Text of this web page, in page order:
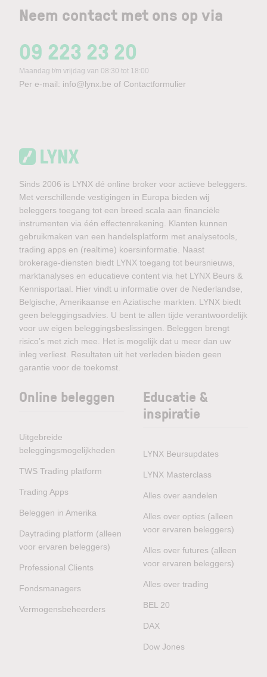
Neem contact met ons op via
09 223 23 20
Maandag t/m vrijdag van 08:30 tot 18:00
Per e-mail: info@lynx.be of Contactformulier
Sinds 2006 is LYNX dé online broker voor actieve beleggers.
Met verschillende vestigingen in Europa bieden wij
beleggers toegang tot een breed scala aan financiële
instrumenten via één effectenrekening. Klanten kunnen
gebruikmaken van een handelsplatform met analysetools,
trading apps en (realtime) koersinformatie. Naast
brokerage-diensten biedt LYNX toegang tot beursnieuws,
marktanalyses en educatieve content via het LYNX Beurs &
Kennisportaal. Hier vindt u informatie over de Nederlandse,
Belgische, Amerikaanse en Aziatische markten. LYNX biedt
geen beleggingsadvies. U bent te allen tijde verantwoordelijk
voor uw eigen beleggingsbeslissingen. Beleggen brengt
risico’s met zich mee. Het is mogelijk dat u meer dan uw
inleg verliest. Resultaten uit het verleden bieden geen
garantie voor de toekomst.
Online beleggen
Uitgebreide
beleggingsmogelijkheden
TWS Trading platform
Trading Apps
Beleggen in Amerika
Daytrading platform (alleen
voor ervaren beleggers)
Professional Clients
Fondsmanagers
Vermogensbeheerders
Educatie &
inspiratie
LYNX Beursupdates
LYNX Masterclass
Alles over aandelen
Alles over opties (alleen
voor ervaren beleggers)
Alles over futures (alleen
voor ervaren beleggers)
Alles over trading
BEL 20
DAX
Dow Jones